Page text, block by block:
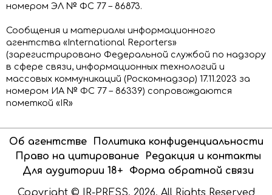
номером ЭЛ № ФС 77 – 86873.
Сообщения и материалы информационного
агентства «International Reporters»
(зарегистрировано Федеральной службой по надзору
в сфере связи, информационных технологий и
массовых коммуникаций (Роскомнадзор) 17.11.2023 за
номером ИА № ФС 77 – 86339) сопровождаются
пометкой «IR»
Об агентстве
Политика конфиденциальности
Право на цитирование
Редакция и контакты
Для аудитории 18+
Форма обратной связи
Copyright © IR-PRESS. 2026. All Rights Reserved